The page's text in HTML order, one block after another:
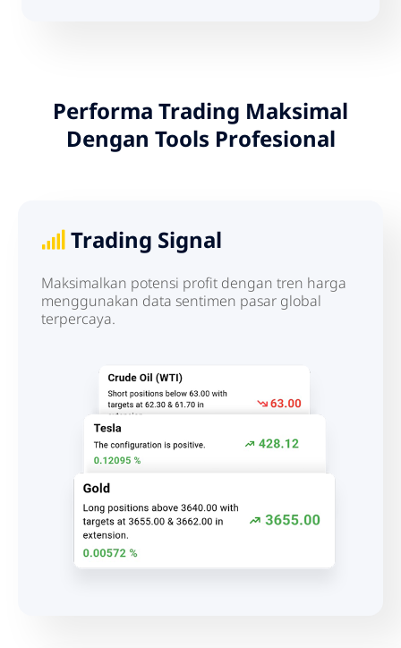
Performa Trading Maksimal
Dengan Tools Profesional
Trading Signal
Maksimalkan potensi profit dengan tren harga
menggunakan data sentimen pasar global
terpercaya.